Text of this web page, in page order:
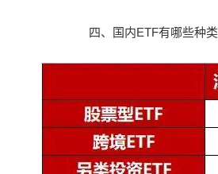
四、国内ETF有哪些种类